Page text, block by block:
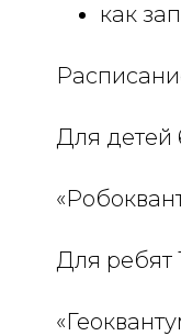
как
Для детей
Для ребят